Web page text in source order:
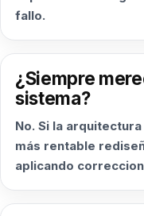
fallo.
¿Siempre
sistema?
No. Si la
más rentable
aplicando